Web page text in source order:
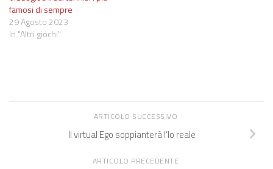
famosi di sempre
29 Agosto 2023
In "Altri giochi"
ARTICOLO SUCCESSIVO
Il virtual Ego soppianterà l’Io reale
ARTICOLO PRECEDENTE